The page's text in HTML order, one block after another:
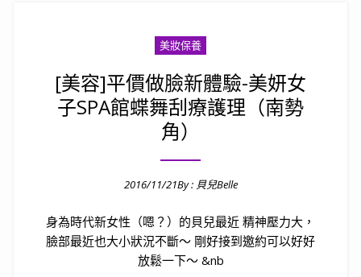
美妝保養
[美容]平價做臉新體驗-美妍女
子SPA館蝶舞刮療護理（南勢
角）
2016/11/21By : 貝兒Belle
身為時代新女性（嗯？）的貝兒最近 精神壓力大，
臉部最近也大小狀況不斷～ 剛好接到邀約可以好好
放鬆一下～ &nb